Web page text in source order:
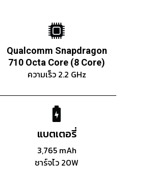
Qualcomm Snapdragon
710 Octa Core (8 Core)
ความเร็ว 2.2 GHz
แบตเตอรี่
3,765 mAh
ชาร์จไว 20W